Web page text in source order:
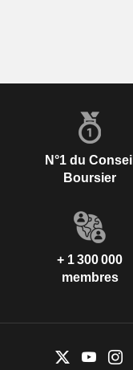
N°1 du Conseil
Boursier
+ 1 300 000
membres